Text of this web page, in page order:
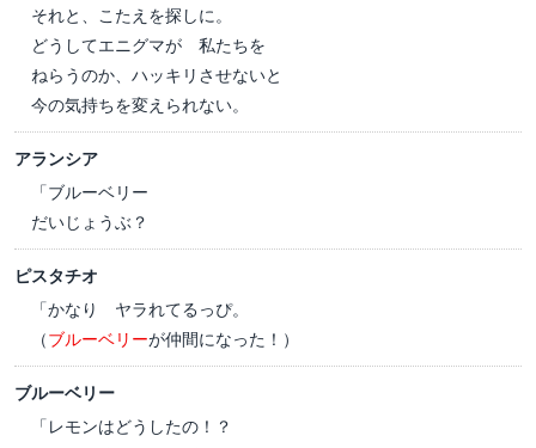
それと、こたえを探しに。
どうしてエニグマが 私たちを
ねらうのか、ハッキリさせないと
今の気持ちを変えられない。
アランシア
「ブルーベリー
だいじょうぶ？
ピスタチオ
「かなり ヤラれてるっぴ。
（ブルーベリーが仲間になった！）
ブルーベリー
「レモンはどうしたの！？